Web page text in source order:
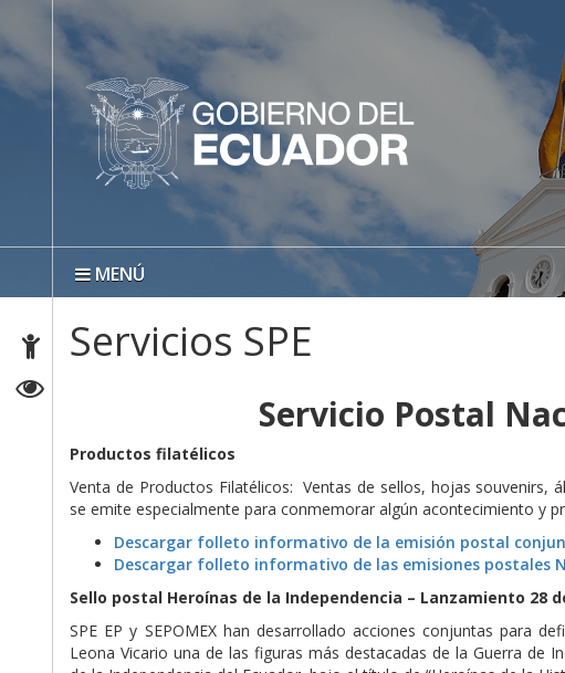
MENÚ
Servicios SPE
Servicio Postal
Productos filatélicos
Venta de Productos Filatélicos: Ventas de sellos, hojas souvenirs,
se emite especialmente para conmemorar algún acontecimiento y
Descargar folleto informativo de la emisión postal
Descargar folleto informativo de las emisiones postales
Sello postal Heroínas de la Independencia – Lanzamiento 28
SPE EP y SEPOMEX han desarrollado acciones conjuntas para
Leona Vicario una de las figuras más destacadas de la Guerra de